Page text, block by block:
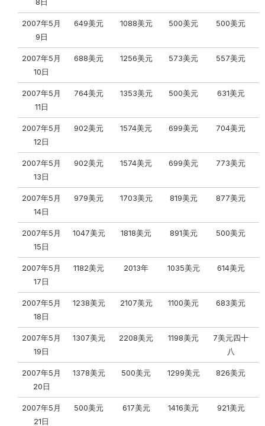
2007年5月
9日
649美元 1088美元 500美元 500美元
2007年5月
10日
688美元 1256美元 573美元 557美元
2007年5月
11日
764美元 1353美元 500美元 631美元
2007年5月
12日
902美元 1574美元 699美元 704美元
2007年5月
13日
902美元 1574美元 699美元 773美元
2007年5月
14日
979美元 1703美元 819美元 877美元
2007年5月
15日
1047美元 1818美元 891美元 500美元
2007年5月
17日
1182美元 2013年 1035美元 614美元
2007年5月
18日
1238美元 2107美元 1100美元 683美元
2007年5月
19日
1307美元 2208美元 1198美元
7美元四十
八
2007年5月
20日
1378美元 500美元 1299美元 826美元
2007年5月
21日
500美元 617美元 1416美元 921美元